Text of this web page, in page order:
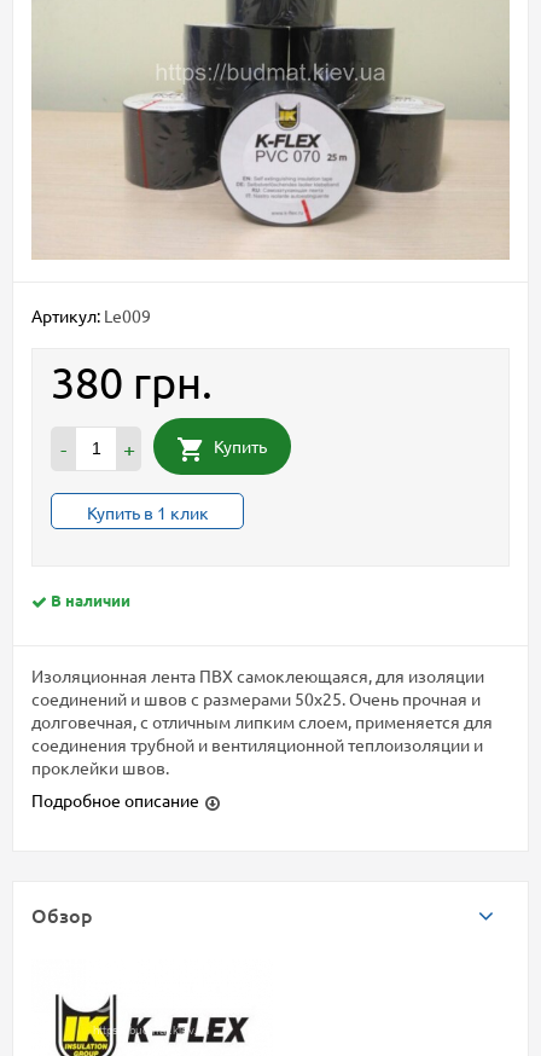
Артикул: Le009
380 грн.
- + Купить
Купить в 1 клик
В наличии
Изоляционная лента ПВХ самоклеющаяся, для изоляции
соединений и швов с размерами 50х25. Очень прочная и
долговечная, с отличным липким слоем, применяется для
соединения трубной и вентиляционной теплоизоляции и
проклейки швов.
Подробное описание
Обзор